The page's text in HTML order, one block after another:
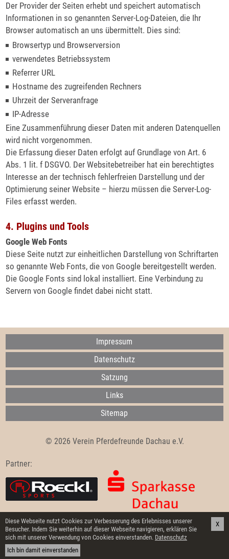
Der Provider der Seiten erhebt und speichert automatisch
Informationen in so genannten Server-Log-Dateien, die Ihr
Browser automatisch an uns übermittelt. Dies sind:
Browsertyp und Browserversion
verwendetes Betriebssystem
Referrer URL
Hostname des zugreifenden Rechners
Uhrzeit der Serveranfrage
IP-Adresse
Eine Zusammenführung dieser Daten mit anderen Datenquellen
wird nicht vorgenommen.
Die Erfassung dieser Daten erfolgt auf Grundlage von Art. 6
Abs. 1 lit. f DSGVO. Der Websitebetreiber hat ein berechtigtes
Interesse an der technisch fehlerfreien Darstellung und der
Optimierung seiner Website – hierzu müssen die Server-Log-
Files erfasst werden.
4. Plugins und Tools
Google Web Fonts
Diese Seite nutzt zur einheitlichen Darstellung von Schriftarten
so genannte Web Fonts, die von Google bereitgestellt werden.
Die Google Fonts sind lokal installiert. Eine Verbindung zu
Servern von Google findet dabei nicht statt.
Impressum
Datenschutz
Satzung
Links
Sitemap
© 2026 Verein Pferdefreunde Dachau e.V.
Partner:
X
Diese Webseite nutzt Cookies zur Verbesserung des Erlebnisses unserer
Besucher. Indem Sie weiterhin auf dieser Webseite navigieren, erklären Sie
sich mit unserer Verwendung von Cookies einverstanden. Datenschutz